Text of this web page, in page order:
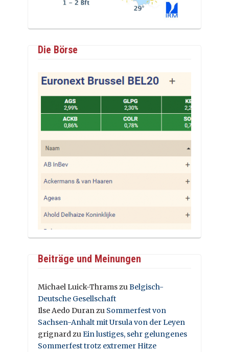
Die Börse
Beiträge und Meinungen
Michael Luick-ThramszuBelgisch-
Deutsche Gesellschaft
Ilse Aedo Duranzu Sommerfest von
Sachsen-Anhalt mit Ursula von der Leyen
grignardzuEin lustiges, sehr gelungenes
Sommerfest trotz extremer Hitze